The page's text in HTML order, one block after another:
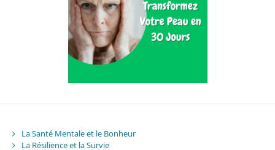
La Santé Mentale et le Bonheur
La Résilience et la Survie